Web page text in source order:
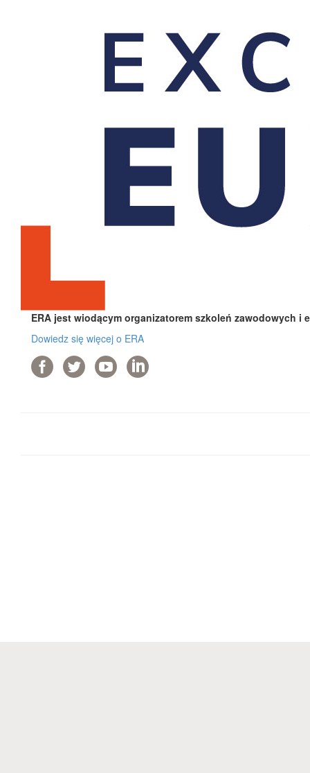
ERA jest wiodącym organizatorem szkoleń zawodowych i
Dowiedz się więcej o ERA